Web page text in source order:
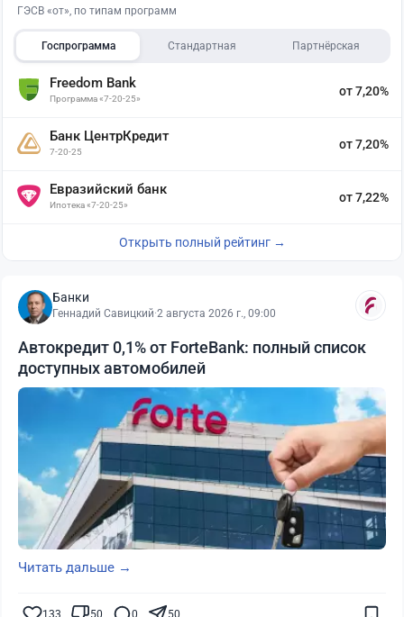
ГЭСВ «от», по типам программ
Госпрограмма Стандартная Партнёрская
Freedom Bank
Программа «7-20-25»
от 7,20%
Банк ЦентрКредит
7-20-25
от 7,20%
Евразийский банк
Ипотека «7-20-25»
от 7,22%
Открыть полный рейтинг →
Банки
Геннадий Савицкий·2 августа 2026 г., 09:00
Автокредит 0,1% от ForteBank: полный список
доступных автомобилей
Читать дальше →